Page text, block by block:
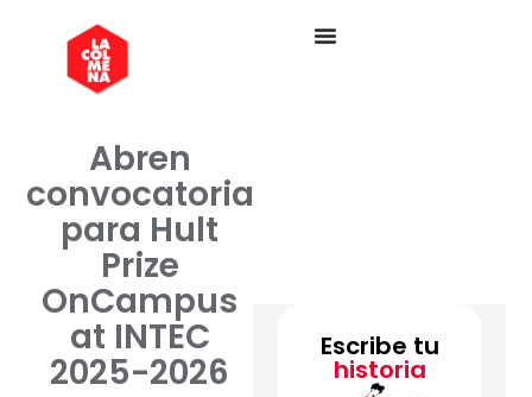
Abren
convocatoria
para Hult
Prize
OnCampus
at INTEC
2025-2026
Escribe tu
historia